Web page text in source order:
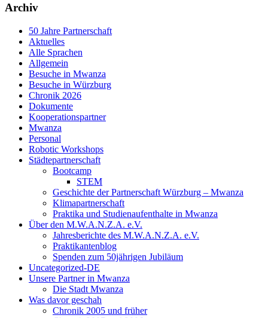
Archiv
50 Jahre Partnerschaft
Aktuelles
Alle Sprachen
Allgemein
Besuche in Mwanza
Besuche in Würzburg
Chronik 2026
Dokumente
Kooperationspartner
Mwanza
Personal
Robotic Workshops
Städtepartnerschaft
Bootcamp
STEM
Geschichte der Partnerschaft Würzburg – Mwanza
Klimapartnerschaft
Praktika und Studienaufenthalte in Mwanza
Über den M.W.A.N.Z.A. e.V.
Jahresberichte des M.W.A.N.Z.A. e.V.
Praktikantenblog
Spenden zum 50jährigen Jubiläum
Uncategorized-DE
Unsere Partner in Mwanza
Die Stadt Mwanza
Was davor geschah
Chronik 2005 und früher